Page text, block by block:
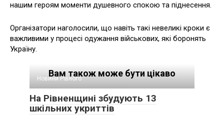
нашим героям моменти душевного спокою та піднесення.
Організатори наголосили, що навіть такі невеликі кроки є
важливими у процесі одужання військових, які боронять
Україну.
Вам також може бути цікаво
Новини Рівного
На Рівненщині збудують 13
шкільних укриттів